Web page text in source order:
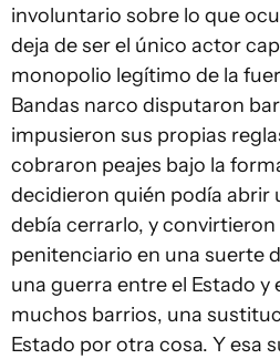
involuntario sobre lo que
deja de ser el único actor
monopolio legítimo de la
Bandas narco disputaron
impusieron sus propias
cobraron peajes bajo la
decidieron quién podía abrir
debía cerrarlo, y convirtieron
penitenciario en una suerte
una guerra entre el Estado y
muchos barrios, una
Estado por otra cosa. Y esa